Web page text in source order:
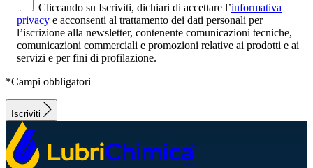
Cliccando su Iscriviti, dichiari di accettare l’informativa
privacy e acconsenti al trattamento dei dati personali per
l’iscrizione alla newsletter, contenente comunicazioni tecniche,
comunicazioni commerciali e promozioni relative ai prodotti e ai
servizi e per fini di profilazione.
*Campi obbligatori
Iscriviti